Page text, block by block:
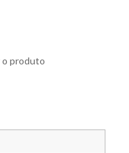
o produto